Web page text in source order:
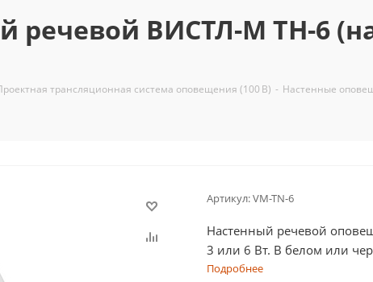
ВИСТЛ-М ТН-6
трансляционная система оповещения (100 В) - Настенные
Артикул:VM-TN-6
Настенный речевой
3 или 6 Вт. В белом или
Подробнее